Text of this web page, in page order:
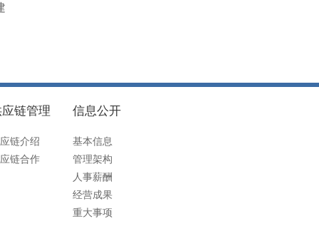
链管理
链介绍
链合作
信息公开
基本信息
管理架构
人事薪酬
经营成果
重大事项